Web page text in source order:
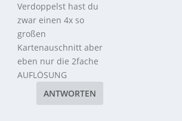
Verdoppelst hast du
zwar einen 4x so
großen
Kartenauschnitt aber
eben nur die 2fache
AUFLÖSUNG
ANTWORTEN